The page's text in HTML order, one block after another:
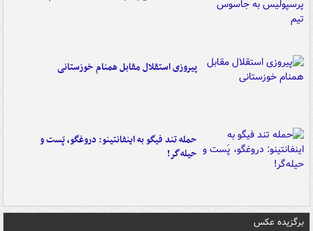
پیروزی استقلال مقابل همنام خوزستانی
حمله تند فیگو به اینفانتینو: دروغگو، پَست‌ و
حیله‌گر!
برگزیده عکس